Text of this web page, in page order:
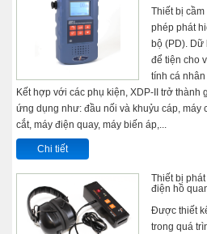
Thiết bị
phép phát
bộ (PD).
để tiện cho
tính cá nhân
Kết hợp với các phụ kiện, XDP-II trở thành
ứng dụng như: đầu nối và khuỷu cáp, máy
cắt, máy điện quay, máy biến áp,...
Chi tiết
Thiết bị
điện hồ
Được thiết
trong quá